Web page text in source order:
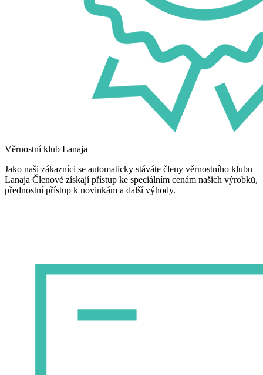
Věrnostní klub Lanaja
Jako naši zákazníci se automaticky stáváte členy věrnostního klubu
Lanaja Členové získají přístup ke speciálním cenám našich výrobků,
přednostní přístup k novinkám a další výhody.